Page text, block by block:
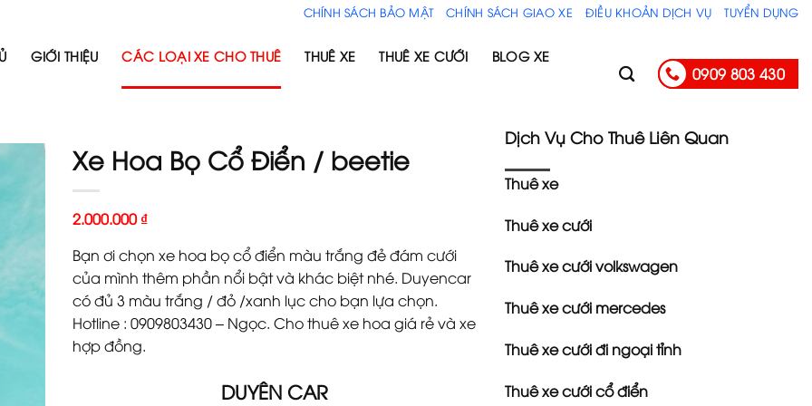
CHÍNH SÁCH BẢO MẬT CHÍNH SÁCH GIAO XE ĐIỀU KHOẢN DỊCH VỤ TUYỂN DỤNG
GIỚI THIỆU CÁC LOẠI XE CHO THUÊ THUÊ XE THUÊ XE CƯỚI BLOG XE
0909 803 430
Xe Hoa Bọ Cổ Điển / beetie
2.000.000 ₫
Bạn ơi chọn xe hoa bọ cổ điển màu trắng đẻ đám cưới
của mình thêm phần nổi bật và khác biệt nhé. Duyencar
có đủ 3 màu trắng / đỏ /xanh lục cho bạn lựa chọn.
Hotline : 0909803430 – Ngọc. Cho thuê xe hoa giá rẻ và xe
hợp đồng.
DUYÊN CAR
Dịch Vụ Cho Thuê Liên Quan
Thuê xe
Thuê xe cưới
Thuê xe cưới volkswagen
Thuê xe cưới mercedes
Thuê xe cưới đi ngoại tỉnh
Thuê xe cưới cổ điển